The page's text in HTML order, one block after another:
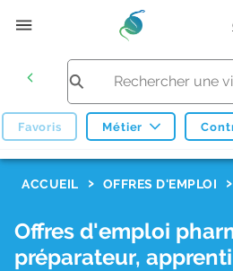
Favoris Métier
ACCUEIL OFFRES D'EMPLOI
Offres d'emploi
préparateur,